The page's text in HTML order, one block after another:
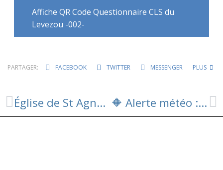
Affiche QR Code Questionnaire CLS du
Levezou -002-
PARTAGER: FACEBOOK TWITTER MESSENGER PLUS
Église de St Agnan: le 31 Juillet 2025 Récital Jeunes Talents 🔶 Alerte météo : Vigilance Orange CANICULE 🔶